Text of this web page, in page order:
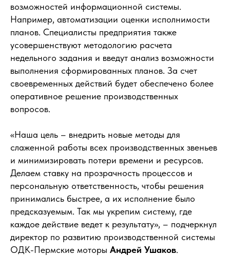
возможностей информационной системы.
Например, автоматизации оценки исполнимости
планов. Специалисты предприятия также
усовершенствуют методологию расчета
недельного задания и введут анализ возможности
выполнения сформированных планов. За счет
своевременных действий будет обеспечено более
оперативное решение производственных
вопросов.
«Наша цель – внедрить новые методы для
слаженной работы всех производственных звеньев
и минимизировать потери времени и ресурсов.
Делаем ставку на прозрачность процессов и
персональную ответственность, чтобы решения
принимались быстрее, а их исполнение было
предсказуемым. Так мы укрепим систему, где
каждое действие ведет к результату», – подчеркнул
директор по развитию производственной системы
ОДК-Пермские моторы Андрей Ушаков.